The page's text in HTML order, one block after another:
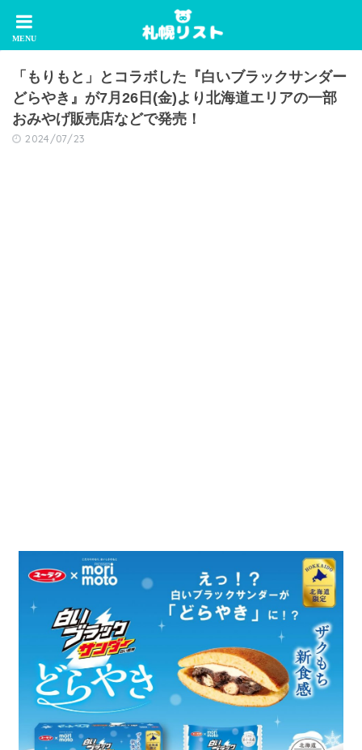
「もりもと」とコラボした『白いブラックサンダー
どらやき』が7月26日(金)より北海道エリアの一部
おみやげ販売店などで発売！
2024/07/23